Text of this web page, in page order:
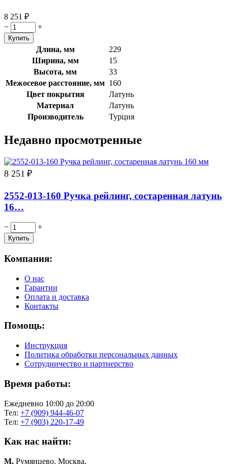
8 251 ₽
−
+
Длина, мм
229
Ширина, мм
15
Высота, мм
33
Межосевое расстояние, мм 160
Цвет покрытия
Латунь
Материал
Латунь
Производитель
Турция
Недавно просмотренные
8 251 ₽
2552-013-160 Ручка рейлинг, состаренная латунь
16…
− +
Компания:
О нас
Гарантии
Оплата и доставка
Контакты
Помощь:
Инструкция
Политика обработки персональных данных
Сотрудничество и партнерство
Время работы:
Ежедневно 10:00 до 20:00
Тел: +7 (909) 944-46-07
Тел: +7 (903) 220-17-49
Как нас найти:
М. Румянцево, Москва,